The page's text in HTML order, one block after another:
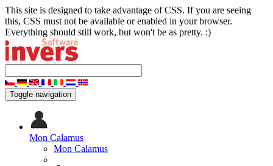
This site is designed to take advantage of CSS. If you are seeing
this, CSS must not be available or enabled in your browser.
Everything should still work, but won't be as pretty. :)
Toggle navigation
Mon Calamus
Mon Calamus